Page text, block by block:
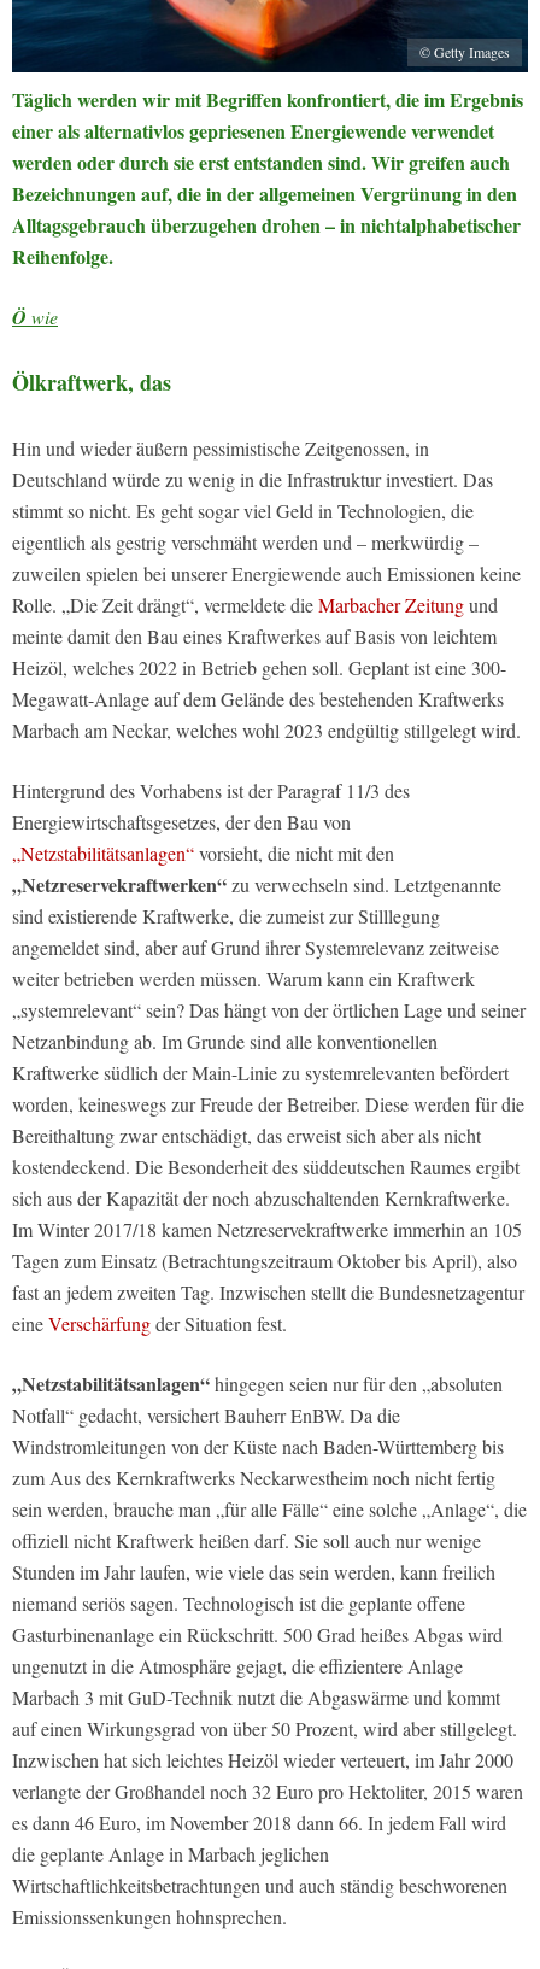
© Getty Images
Täglich werden wir mit Begriffen konfrontiert, die im Ergebnis
einer als alternativlos gepriesenen Energiewende verwendet
werden oder durch sie erst entstanden sind. Wir greifen auch
Bezeichnungen auf, die in der allgemeinen Vergrünung in den
Alltagsgebrauch überzugehen drohen – in nichtalphabetischer
Reihenfolge.
Ö wie
Ölkraftwerk, das
Hin und wieder äußern pessimistische Zeitgenossen, in
Deutschland würde zu wenig in die Infrastruktur investiert. Das
stimmt so nicht. Es geht sogar viel Geld in Technologien, die
eigentlich als gestrig verschmäht werden und – merkwürdig –
zuweilen spielen bei unserer Energiewende auch Emissionen keine
Rolle. „Die Zeit drängt“, vermeldete dieMarbacher Zeitungund
meinte damit den Bau eines Kraftwerkes auf Basis von leichtem
Heizöl, welches 2022 in Betrieb gehen soll. Geplant ist eine 300-
Megawatt-Anlage auf dem Gelände des bestehenden Kraftwerks
Marbach am Neckar, welches wohl 2023 endgültig stillgelegt wird.
Hintergrund des Vorhabens ist der Paragraf 11/3 des
Energiewirtschaftsgesetzes, der den Bau von
„Netzstabilitätsanlagen“vorsieht, die nicht mit den
„Netzreservekraftwerken“zu verwechseln sind. Letztgenannte
sind existierende Kraftwerke, die zumeist zur Stilllegung
angemeldet sind, aber auf Grund ihrer Systemrelevanz zeitweise
weiter betrieben werden müssen. Warum kann ein Kraftwerk
„systemrelevant“ sein? Das hängt von der örtlichen Lage und seiner
Netzanbindung ab. Im Grunde sind alle konventionellen
Kraftwerke südlich der Main-Linie zu systemrelevanten befördert
worden, keineswegs zur Freude der Betreiber. Diese werden für die
Bereithaltung zwar entschädigt, das erweist sich aber als nicht
kostendeckend. Die Besonderheit des süddeutschen Raumes ergibt
sich aus der Kapazität der noch abzuschaltenden Kernkraftwerke.
Im Winter 2017/18 kamen Netzreservekraftwerke immerhin an 105
Tagen zum Einsatz (Betrachtungszeitraum Oktober bis April), also
fast an jedem zweiten Tag. Inzwischen stellt die Bundesnetzagentur
eineVerschärfungder Situation fest.
„Netzstabilitätsanlagen“hingegen seien nur für den „absoluten
Notfall“ gedacht, versichert Bauherr EnBW. Da die
Windstromleitungen von der Küste nach Baden-Württemberg bis
zum Aus des Kernkraftwerks Neckarwestheim noch nicht fertig
sein werden, brauche man „für alle Fälle“ eine solche „Anlage“, die
offiziell nicht Kraftwerk heißen darf. Sie soll auch nur wenige
Stunden im Jahr laufen, wie viele das sein werden, kann freilich
niemand seriös sagen. Technologisch ist die geplante offene
Gasturbinenanlage ein Rückschritt. 500 Grad heißes Abgas wird
ungenutzt in die Atmosphäre gejagt, die effizientere Anlage
Marbach 3 mit GuD-Technik nutzt die Abgaswärme und kommt
auf einen Wirkungsgrad von über 50 Prozent, wird aber stillgelegt.
Inzwischen hat sich leichtes Heizöl wieder verteuert, im Jahr 2000
verlangte der Großhandel noch 32 Euro pro Hektoliter, 2015 waren
es dann 46 Euro, im November 2018 dann 66. In jedem Fall wird
die geplante Anlage in Marbach jeglichen
Wirtschaftlichkeitsbetrachtungen und auch ständig beschworenen
Emissionssenkungen hohnsprechen.